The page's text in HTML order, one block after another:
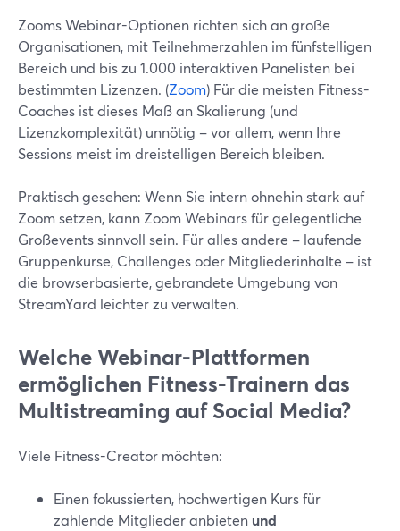
Zooms Webinar-Optionen richten sich an große
Organisationen, mit Teilnehmerzahlen im fünfstelligen
Bereich und bis zu 1.000 interaktiven Panelisten bei
bestimmten Lizenzen. (Zoom) Für die meisten Fitness-
Coaches ist dieses Maß an Skalierung (und
Lizenzkomplexität) unnötig – vor allem, wenn Ihre
Sessions meist im dreistelligen Bereich bleiben.
Praktisch gesehen: Wenn Sie intern ohnehin stark auf
Zoom setzen, kann Zoom Webinars für gelegentliche
Großevents sinnvoll sein. Für alles andere – laufende
Gruppenkurse, Challenges oder Mitgliederinhalte – ist
die browserbasierte, gebrandete Umgebung von
StreamYard leichter zu verwalten.
Welche Webinar-Plattformen
ermöglichen Fitness-Trainern das
Multistreaming auf Social Media?
Viele Fitness-Creator möchten:
Einen fokussierten, hochwertigen Kurs für
zahlende Mitglieder anbieten und